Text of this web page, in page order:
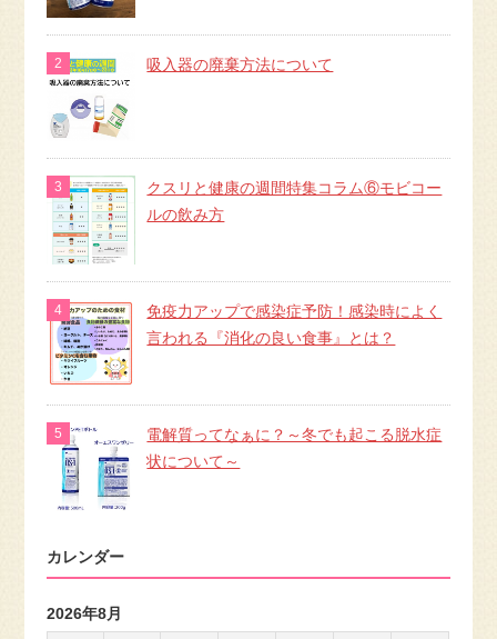
吸入器の廃棄方法について
クスリと健康の週間特集コラム⑥モビコー
ルの飲み方
免疫力アップで感染症予防！感染時によく
言われる『消化の良い食事』とは？
電解質ってなぁに？～冬でも起こる脱水症
状について～
カレンダー
2026年8月